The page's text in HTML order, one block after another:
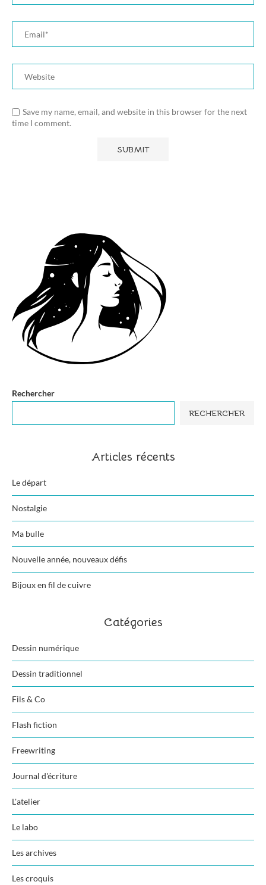
Save my name, email, and website in this browser for the next
time I comment.
Rechercher
RECHERCHER
Articles récents
Le départ
Nostalgie
Ma bulle
Nouvelle année, nouveaux défis
Bijoux en fil de cuivre
Catégories
Dessin numérique
Dessin traditionnel
Fils & Co
Flash fiction
Freewriting
Journal d'écriture
L'atelier
Le labo
Les archives
Les croquis